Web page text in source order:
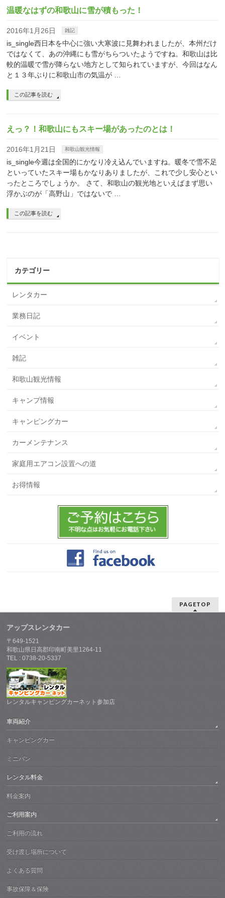
温暖なはずの和歌山に雪が積もった！
2016年1月26日 雑記
is_single西日本を中心に強い大寒波に見舞われましたが、本州だけ
ではなくて、あの沖縄にも雪がちらついたようですね。和歌山は比
較的温暖で雪が降らない地方として知られていますが、今回はなん
と１３年ぶりに和歌山市の気温が …
この記事を読む
えっ？！和歌山にもスキー場があったのとは！
2016年1月21日 和歌山観光情報
is_single今週は全国的にかなり冷え込んでいますね。暖冬で雪不足
といっていたスキー場もかなりありましたが、これで少し安心とい
ったところでしょうか。 さて、和歌山の観光地といえばまず思い
浮かぶのが「高野山」ではないで …
この記事を読む
カテゴリー
レンタカー
業務日記
イベント
雑記
和歌山観光情報
キャンプ情報
キャンピングカー
カーメンテナンス
家庭用エアコン設置への道
お得情報
PAGETOP
アップスレンタカー
〒649-1521
和歌山県日高郡印南町美里1264-11
TEL : 0738-20-5337
レンタルキャンピングカーネット参加店
車両紹介
キャンピングカー
ミニバン
レンタル料金
料金案内
ご利用案内
ご利用の流れ
受け渡し場所について
よくある質問
事故保障＆保険